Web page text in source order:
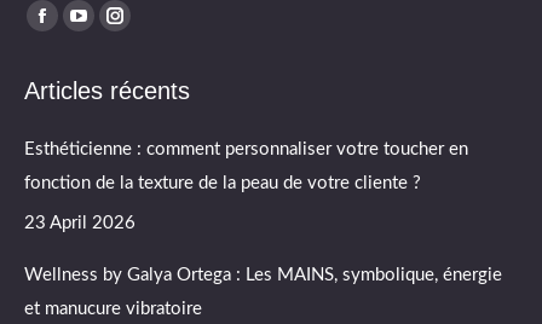
Find us on:
Facebook
opens
new
window
YouTube
opens
new
window
Instagram
opens
new
window
Articles récents
Esthéticienne : comment personnaliser votre toucher en
fonction de la texture de la peau de votre cliente ?
23 April 2026
Wellness by Galya Ortega : Les MAINS, symbolique, énergie
et manucure vibratoire